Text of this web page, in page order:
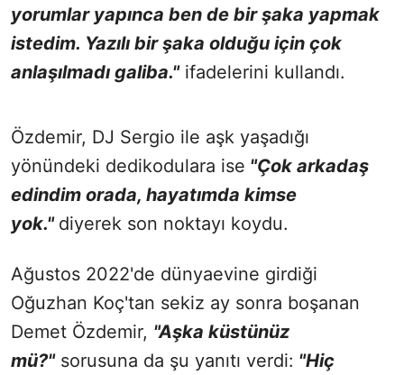
yorumlar yapınca ben de bir şaka yapmak
istedim. Yazılı bir şaka olduğu için çok
anlaşılmadı galiba."ifadelerini kullandı.
Özdemir, DJ Sergio ile aşk yaşadığı
yönündeki dedikodulara ise "Çok arkadaş
edindim orada, hayatımda kimse
yok." diyerek son noktayı koydu.
Ağustos 2022'de dünyaevine girdiği
Oğuzhan Koç'tan sekiz ay sonra boşanan
Demet Özdemir, "Aşka küstünüz
mü?"sorusuna da şu yanıtı verdi: "Hiç